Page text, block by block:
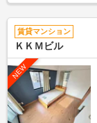
賃貸マンション
ＫＫＭビル
NEW